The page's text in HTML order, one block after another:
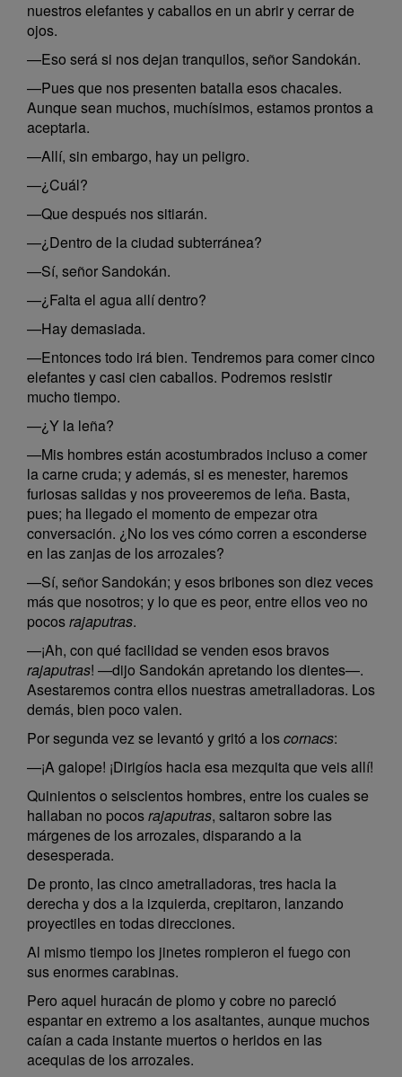
nuestros elefantes y caballos en un abrir y cerrar de
ojos.
—Eso será si nos dejan tranquilos, señor Sandokán.
—Pues que nos presenten batalla esos chacales.
Aunque sean muchos, muchísimos, estamos prontos a
aceptarla.
—Allí, sin embargo, hay un peligro.
—¿Cuál?
—Que después nos sitiarán.
—¿Dentro de la ciudad subterránea?
—Sí, señor Sandokán.
—¿Falta el agua allí dentro?
—Hay demasiada.
—Entonces todo irá bien. Tendremos para comer cinco
elefantes y casi cien caballos. Podremos resistir
mucho tiempo.
—¿Y la leña?
—Mis hombres están acostumbrados incluso a comer
la carne cruda; y además, si es menester, haremos
furiosas salidas y nos proveeremos de leña. Basta,
pues; ha llegado el momento de empezar otra
conversación. ¿No los ves cómo corren a esconderse
en las zanjas de los arrozales?
—Sí, señor Sandokán; y esos bribones son diez veces
más que nosotros; y lo que es peor, entre ellos veo no
pocosrajaputras.
—¡Ah, con qué facilidad se venden esos bravos
rajaputras! —dijo Sandokán apretando los dientes—.
Asestaremos contra ellos nuestras ametralladoras. Los
demás, bien poco valen.
Por segunda vez se levantó y gritó a loscornacs:
—¡A galope! ¡Dirigíos hacia esa mezquita que veis allí!
Quinientos o seiscientos hombres, entre los cuales se
hallaban no pocosrajaputras, saltaron sobre las
márgenes de los arrozales, disparando a la
desesperada.
De pronto, las cinco ametralladoras, tres hacia la
derecha y dos a la izquierda, crepitaron, lanzando
proyectiles en todas direcciones.
Al mismo tiempo los jinetes rompieron el fuego con
sus enormes carabinas.
Pero aquel huracán de plomo y cobre no pareció
espantar en extremo a los asaltantes, aunque muchos
caían a cada instante muertos o heridos en las
acequias de los arrozales.